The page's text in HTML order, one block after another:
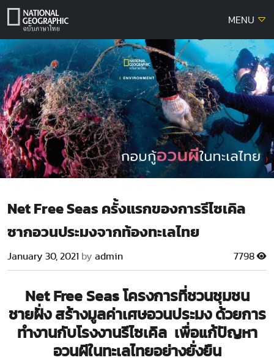
Skip
MENU
Net Free Seas ครั้งแรกของการรีไซเคิล
ซากอวนประมงจากท้องทะเลไทย
January 30, 2021 by admin 7798
Net Free Seas โครงการที่ชวนชุมชน
ชายฝั่ง สร้างมูลค่าเศษอวนประมง ด้วยการ
ทำงานกับโรงงานรีไซเคิล เพื่อแก้ปัญหา
อวนผีในทะเลไทยอย่างยั่งยืน